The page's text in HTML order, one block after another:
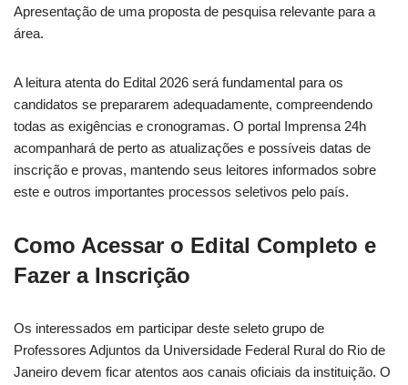
Apresentação de uma proposta de pesquisa relevante para a
área.
A leitura atenta do Edital 2026 será fundamental para os
candidatos se prepararem adequadamente, compreendendo
todas as exigências e cronogramas. O portal Imprensa 24h
acompanhará de perto as atualizações e possíveis datas de
inscrição e provas, mantendo seus leitores informados sobre
este e outros importantes processos seletivos pelo país.
Como Acessar o Edital Completo e
Fazer a Inscrição
Os interessados em participar deste seleto grupo de
Professores Adjuntos da Universidade Federal Rural do Rio de
Janeiro devem ficar atentos aos canais oficiais da instituição. O